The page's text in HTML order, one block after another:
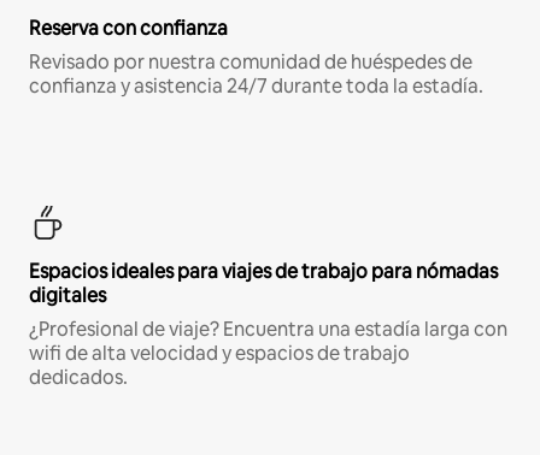
Reserva con confianza
Revisado por nuestra comunidad de huéspedes de
confianza y asistencia 24/7 durante toda la estadía.
Espacios ideales para viajes de trabajo para nómadas
digitales
¿Profesional de viaje? Encuentra una estadía larga con
wifi de alta velocidad y espacios de trabajo
dedicados.